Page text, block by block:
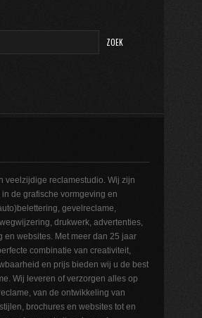
veelzijdige reclamestudio. Wij zijn
de grafische vormgeving en
gevelreclame,
drukwerk, advertenties,
en websites. Met meer dan 25 jaar
combinatie van creativiteit,
en prijs bieden wij u de best
Wij leveren of verzorgen alles op
van de ontwikkeling van
brochures en websites tot en